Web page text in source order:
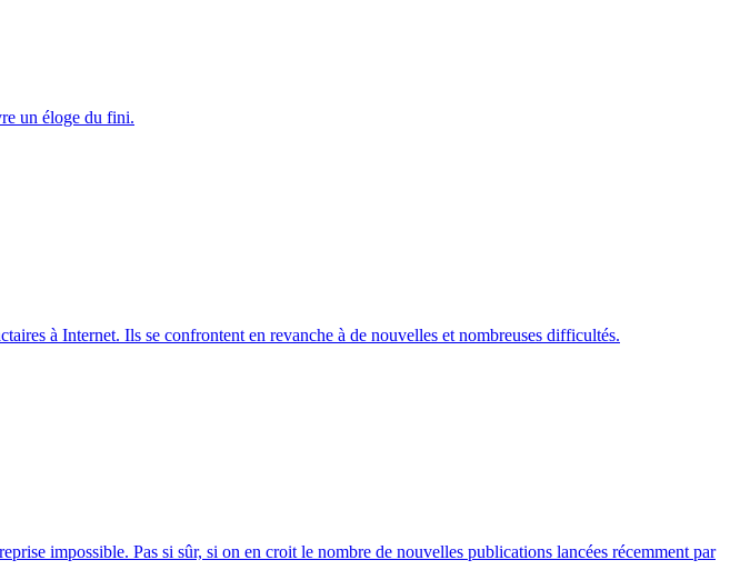
un éloge du fini.
à Internet. Ils se confrontent en revanche à de nouvelles et nombreuses difficultés.
impossible. Pas si sûr, si on en croit le nombre de nouvelles publications lancées récemment par